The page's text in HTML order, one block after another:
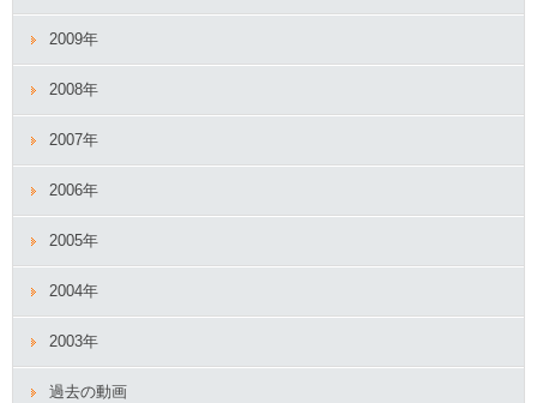
2009年
2008年
2007年
2006年
2005年
2004年
2003年
過去の動画